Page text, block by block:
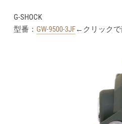
G-SHOCK
型番： GW-9500-3JF←クリックで